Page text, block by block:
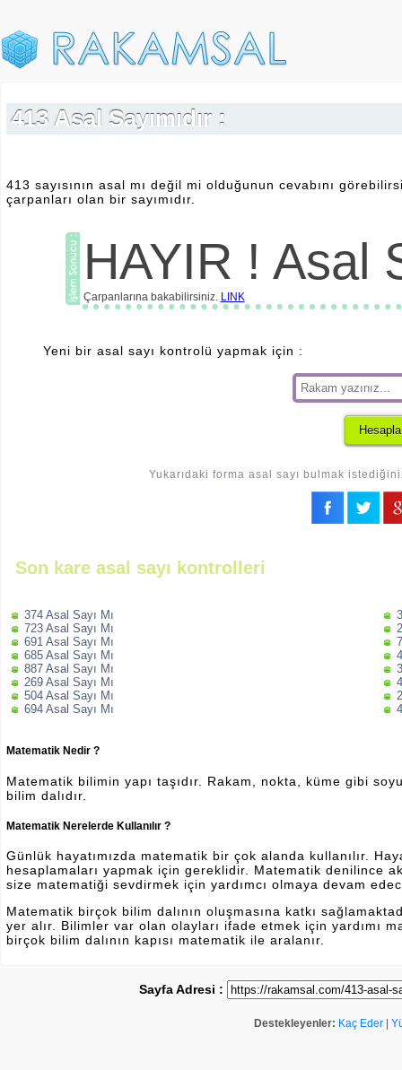
413 Asal Sayımıdır :
413 sayısının asal mı değil mi olduğunun cevabını
çarpanları olan bir sayımıdır.
HAYIR ! Asal
Çarpanlarına bakabilirsiniz. LINK
Yeni bir asal sayı kontrolü yapmak için :
Yukarıdaki forma asal sayı bulmak
Son kare asal sayı kontrolleri
374 Asal Sayı Mı
723 Asal Sayı Mı
691 Asal Sayı Mı
685 Asal Sayı Mı
887 Asal Sayı Mı
269 Asal Sayı Mı
504 Asal Sayı Mı
694 Asal Sayı Mı
Matematik Nedir ?
Matematik bilimin yapı taşıdır. Rakam, nokta, küme gibi
bilim dalıdır.
Matematik Nerelerde Kullanılır ?
Günlük hayatımızda matematik bir çok alanda kullanılır.
hesaplamaları yapmak için gereklidir. Matematik denilince
size matematiği sevdirmek için yardımcı olmaya devam
Matematik birçok bilim dalının oluşmasına katkı
yer alır. Bilimler var olan olayları ifade etmek için yardımı
birçok bilim dalının kapısı matematik ile aralanır.
Sayfa Adresi :
Destekleyenler: Kaç Eder